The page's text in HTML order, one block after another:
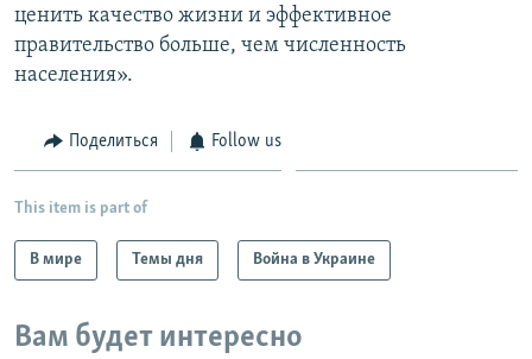
ценить качество жизни и эффективное
правительство больше, чем численность
населения».
Поделиться Follow us
This item is part of
В мире Темы дня Война в Украине
Вам будет интересно